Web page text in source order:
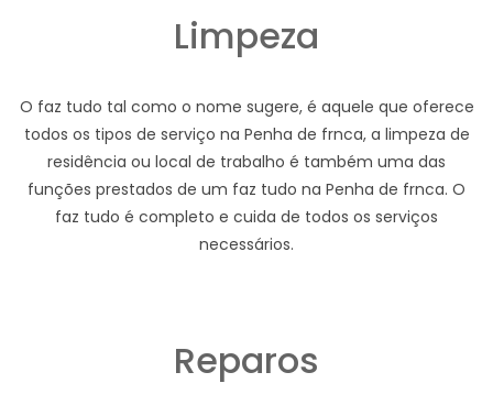
Limpeza
O faz tudo tal como o nome sugere, é aquele que oferece
todos os tipos de serviço na Penha de frnca, a limpeza de
residência ou local de trabalho é também uma das
funções prestados de um faz tudo na Penha de frnca. O
faz tudo é completo e cuida de todos os serviços
necessários.
Reparos